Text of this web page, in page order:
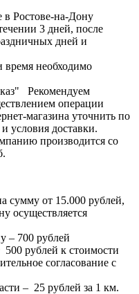
в Ростове-на-Дону
3 дней, после
дней и
время необходимо
Рекомендуем
операции
магазина уточнить по
условия доставки.
производится со
сумму от 15.000 рублей,
осуществляется
– 700 рублей
рублей к стоимости
согласование с
– 25 рублей за 1 км.